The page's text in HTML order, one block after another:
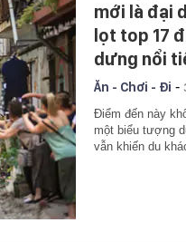
mới là đại
lọt top 17
dưng nổi
Ăn - Chơi - Đi -
Điểm đến này
một biểu tượng
vẫn khiến du